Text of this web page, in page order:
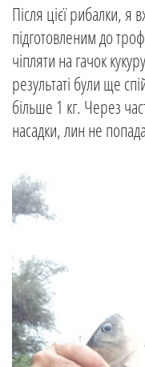
Після цієї рибалки, я
підготовленим до
чіпляти на гачок
результаті були ще
більше 1 кг. Через
насадки, лин не